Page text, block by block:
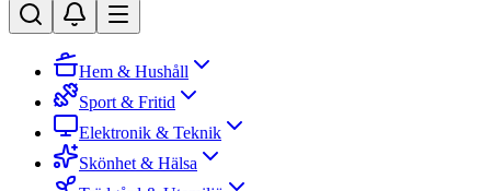
Hem & Hushåll
Sport & Fritid
Elektronik & Teknik
Skönhet & Hälsa